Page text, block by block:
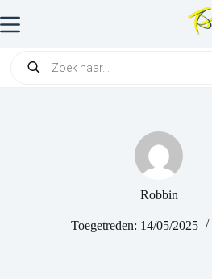
Robbin
Toegetreden: 14/05/2025